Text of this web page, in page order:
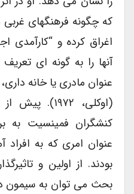
که چگونه فرهنگهای غربی
اغراق کرده و “کارآمدی
آنها را به گونه ای
عنوان مادری یا خانه
(اوکلی، ۱۹۷۲).
کنشگران فمینسیت به
عنوان امری که به افراد
بودند. از اولین و
بحث می توان به سیمون